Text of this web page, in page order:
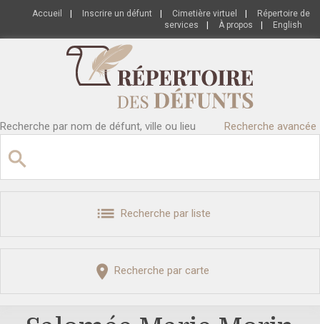
Accueil Inscrire un défunt Cimetière virtuel
Répertoire de
services
À propos English
Recherche par nom de défunt, ville ou lieu Recherche avancée
Recherche par liste
Recherche par carte